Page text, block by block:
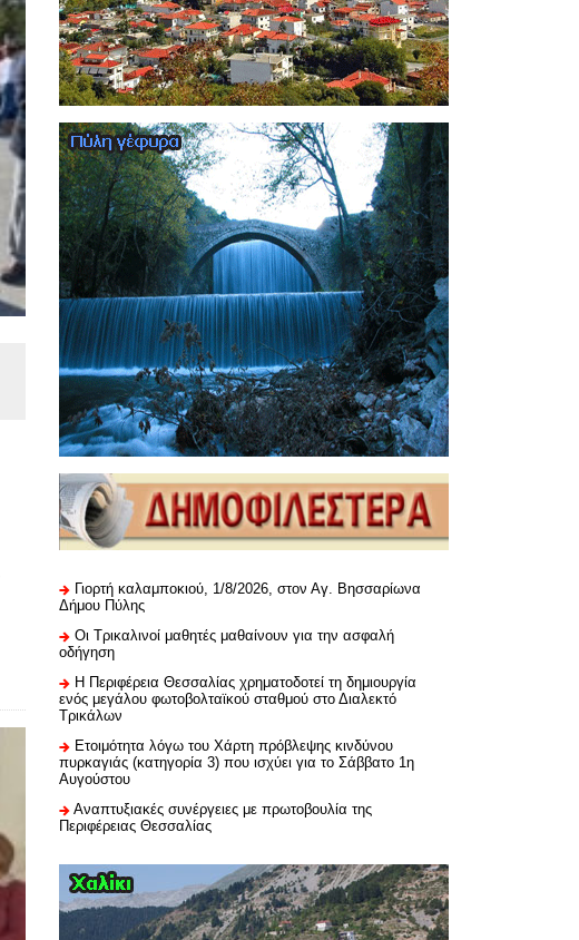
Γιορτή καλαμποκιού, 1/8/2026, στον Αγ. Βησσαρίωνα
Δήμου Πύλης
Οι Τρικαλινοί μαθητές μαθαίνουν για την ασφαλή
οδήγηση
H Περιφέρεια Θεσσαλίας χρηματοδοτεί τη δημιουργία
ενός μεγάλου φωτοβολταϊκού σταθμού στο Διαλεκτό
Τρικάλων
Ετοιμότητα λόγω του Χάρτη πρόβλεψης κινδύνου
πυρκαγιάς (κατηγορία 3) που ισχύει για το Σάββατο 1η
Αυγούστου
Αναπτυξιακές συνέργειες με πρωτοβουλία της
Περιφέρειας Θεσσαλίας